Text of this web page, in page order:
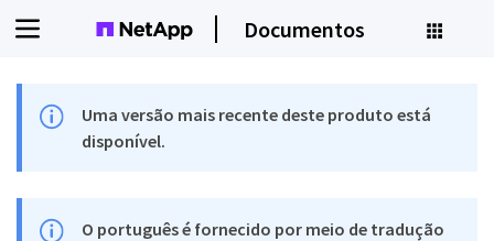
Documentos
Uma versão mais recente deste produto está
disponível.
O português é fornecido por meio de tradução